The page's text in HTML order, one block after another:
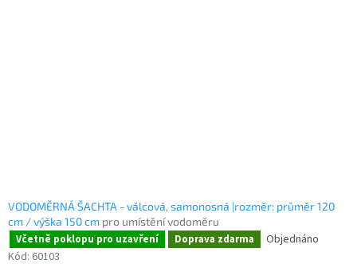
VODOMĚRNÁ ŠACHTA - válcová, samonosná |rozměr: průměr 120
cm / výška 150 cm pro umístění vodoměru
Včetně poklopu pro uzavření Doprava zdarma
Objednáno
Kód: 60103